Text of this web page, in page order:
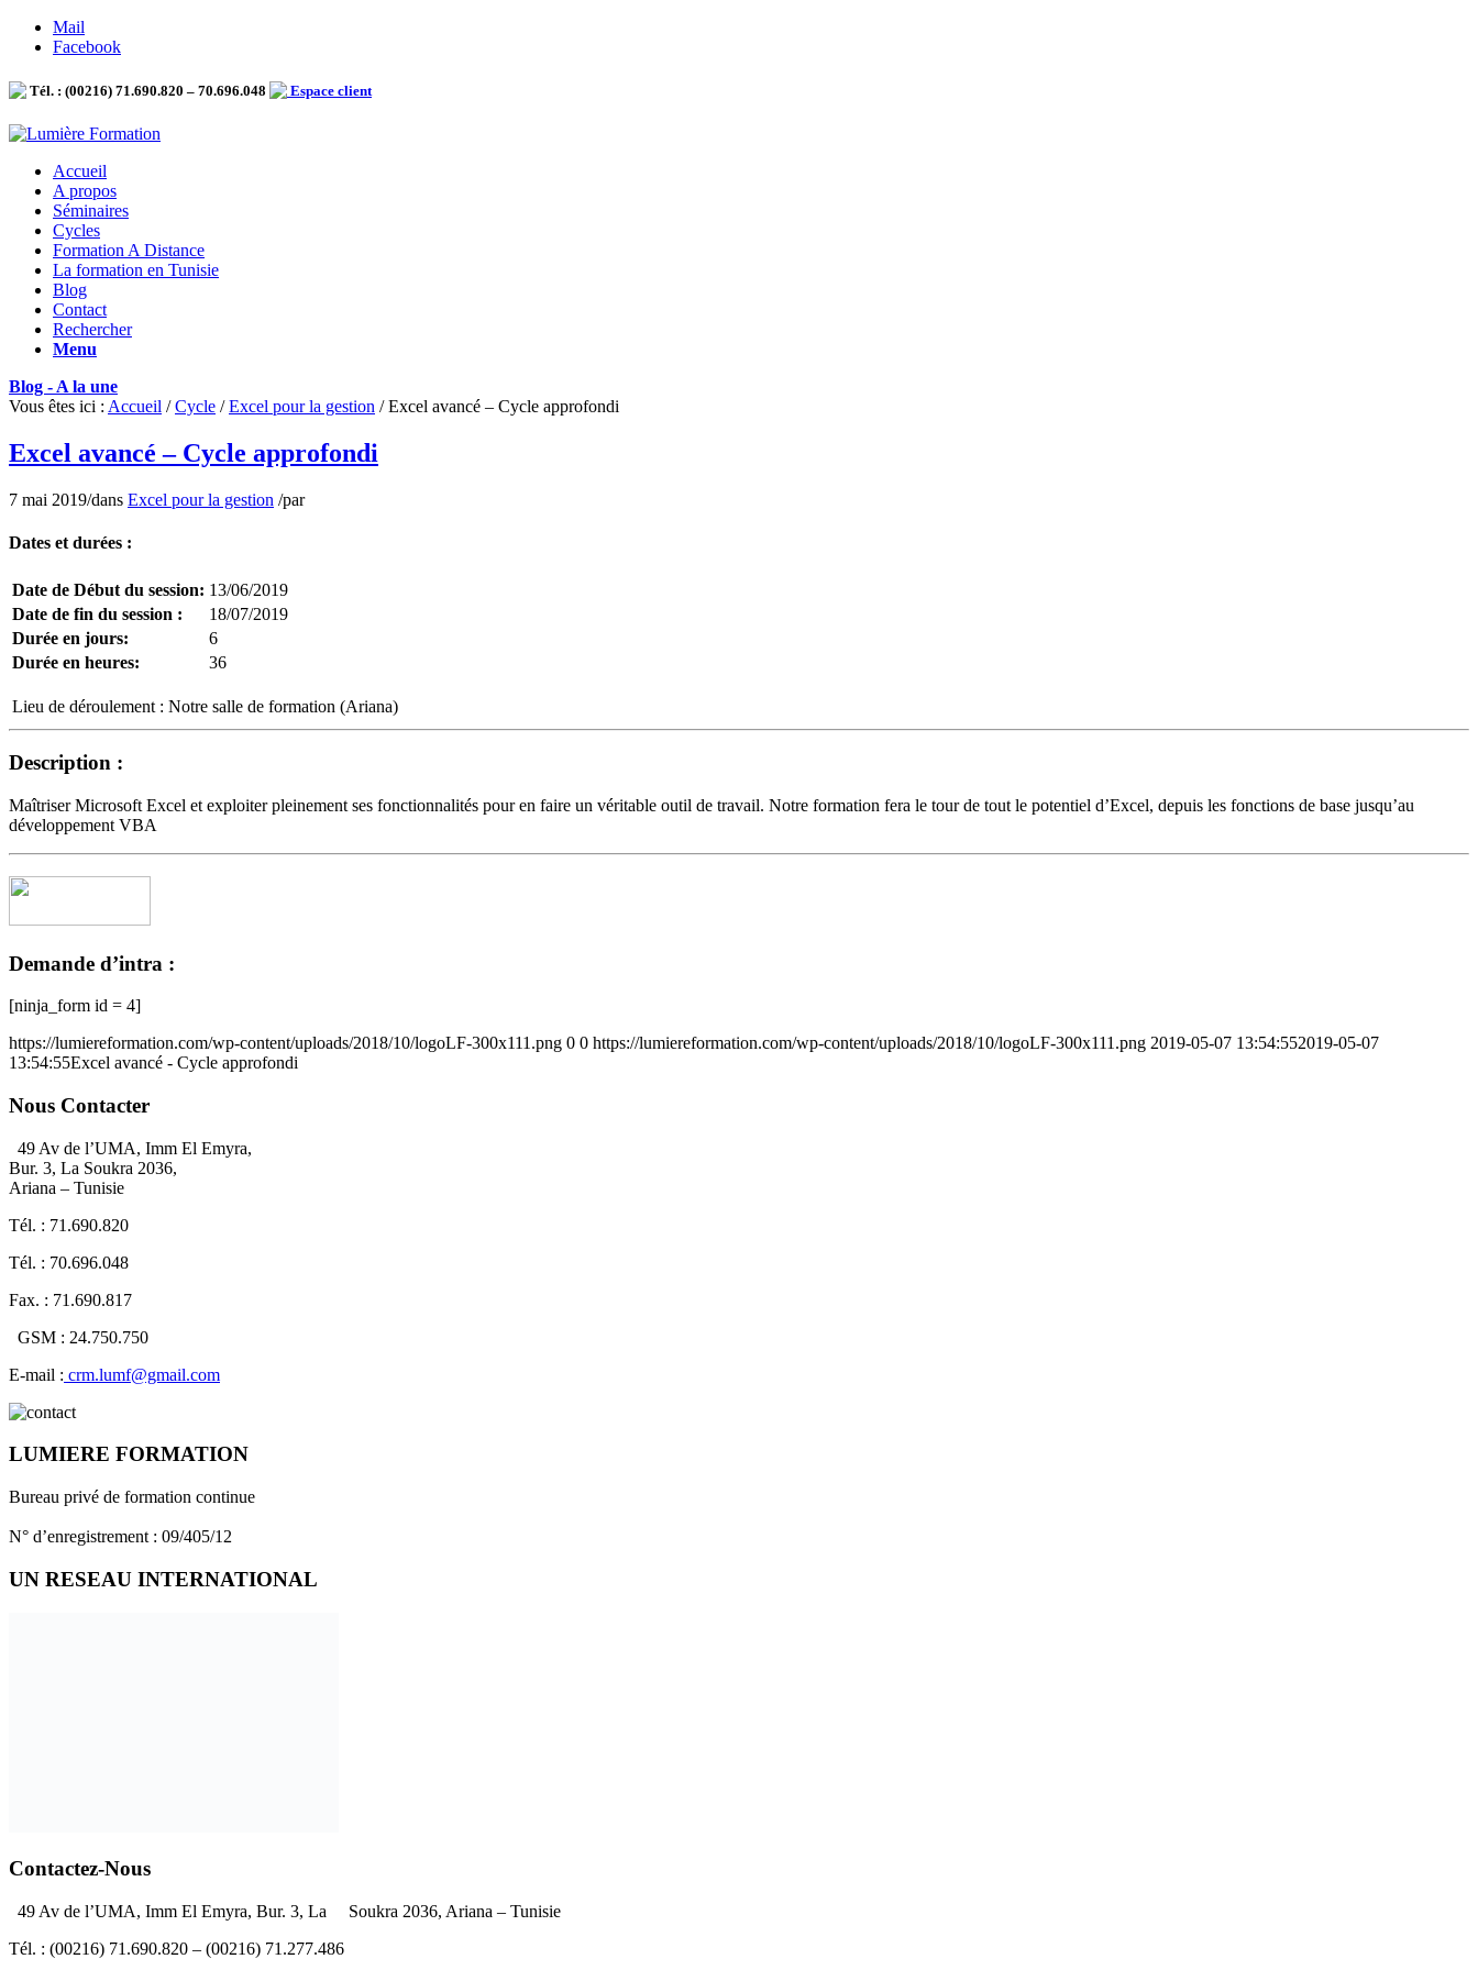
Mail
Facebook
Tél. : (00216) 71.690.820 – 70.696.048 Espace client
Accueil
A propos
Séminaires
Cycles
Formation A Distance
La formation en Tunisie
Blog
Contact
Rechercher
Menu
Blog - A la une
Vous êtes ici : Accueil / Cycle / Excel pour la gestion / Excel avancé – Cycle approfondi
Excel avancé – Cycle approfondi
7 mai 2019/dans Excel pour la gestion /par
Dates et durées :
Date de Début du session: 13/06/2019
Date de fin du session :
18/07/2019
Durée en jours:
6
Durée en heures:
36
Lieu de déroulement : Notre salle de formation (Ariana)
Description :
Maîtriser Microsoft Excel et exploiter pleinement ses fonctionnalités pour en faire un véritable outil de travail. Notre formation fera le tour de tout le potentiel d’Excel, depuis les fonctions de base jusqu’au
développement VBA
Demande d’intra :
[ninja_form id = 4]
https://lumiereformation.com/wp-content/uploads/2018/10/logoLF-300x111.png 0 0 https://lumiereformation.com/wp-content/uploads/2018/10/logoLF-300x111.png 2019-05-07 13:54:552019-05-07
13:54:55Excel avancé - Cycle approfondi
Nous Contacter
49 Av de l’UMA, Imm El Emyra,
Bur. 3, La Soukra 2036,
Ariana – Tunisie
Tél. : 71.690.820
Tél. : 70.696.048
Fax. : 71.690.817
GSM : 24.750.750
E-mail : crm.lumf@gmail.com
LUMIERE FORMATION
Bureau privé de formation continue
N° d’enregistrement : 09/405/12
UN RESEAU INTERNATIONAL
Contactez-Nous
49 Av de l’UMA, Imm El Emyra, Bur. 3, La Soukra 2036, Ariana – Tunisie
Tél. : (00216) 71.690.820 – (00216) 71.277.486